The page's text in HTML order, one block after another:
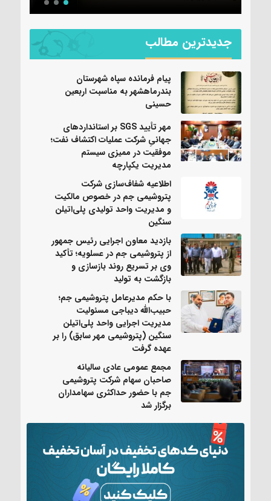
جدیدترین مطالب
پیام فرمانده سپاه شهرستان
بندرماهشهر به مناسبت اربعین
حسینی
مهر تأیید SGS بر استانداردهای
جهانیِ شرکت عملیات اکتشاف نفت؛
موفقیت در ممیزی سیستم
مدیریت یکپارچه
اطلاعیه شفاف‌سازی شرکت
پتروشیمی جم در خصوص مالکیت
و مدیریت واحد تولیدی پلی‌اتیلن
سنگین
بازدید معاون اجرایی رئیس جمهور
از پتروشیمی جم در عسلویه؛ تأکید
وی بر تسریع روند بازسازی و
بازگشت به تولید
با حکم مدیرعامل پتروشیمی جم؛
حبیب‌الله دیباجی مسئولیت
مدیریت اجرایی واحد پلی‌اتیلن
سنگین (پتروشیمی مهر سابق) را بر
عهده گرفت
مجمع عمومی عادی سالیانه
صاحبان سهام شرکت پتروشیمی
جم با حضور حداکثری سهامداران
برگزار شد